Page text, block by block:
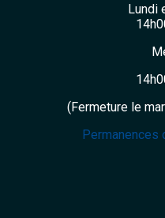
Lundi
(Fermeture le
Permanences